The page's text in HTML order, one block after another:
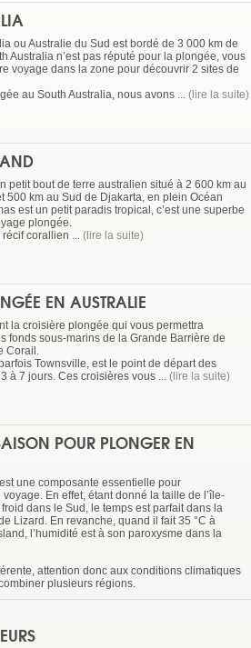
ou Australie du Sud est bordé de 3 000 km de
Australia n’est pas réputé pour la plongée, vous
voyage dans la zone pour découvrir 2 sites de
au South Australia, nous avons ... (lire la suite)
petit bout de terre australien situé à 2 600 km au
500 km au Sud de Djakarta, en plein Océan
est un petit paradis tropical, c’est une superbe
plongée.
récif corallien ... (lire la suite)
EN AUSTRALIE
la croisière plongée qui vous permettra
fonds sous-marins de la Grande Barrière de
Corail.
Townsville, est le point de départ des
à 7 jours. Ces croisières vous ... (lire la suite)
POUR PLONGER EN
une composante essentielle pour
voyage. En effet, étant donné la taille de l’île-
dans le Sud, le temps est parfait dans la
Lizard. En revanche, quand il fait 35 °C à
l’humidité est à son paroxysme dans la
attention donc aux conditions climatiques
plusieurs régions.